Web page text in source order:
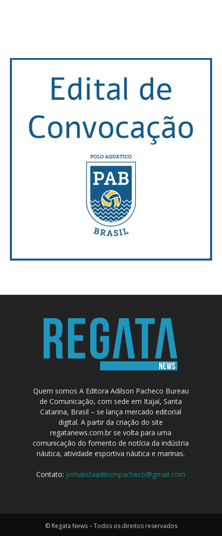
Quem somos A Editora Adilson Pacheco Bureau
de Comunicação, com sede em Itajaí, Santa
Catarina, Brasil – se lança mercado editorial
digital. A partir da criação do site
regatanews.com.br se volta para uma
comunicação do fomento de notícia da indústria
náutica, atividade esportiva náutica e marinas.
Contato: jornalistaadilsonpacheco@gmail.com
© Regata News – Todos os direitos reservados